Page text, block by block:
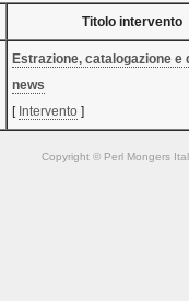
Titolo intervento
‎Estrazione, catalogazione e
news‎
[ Intervento ]
Copyright © Perl Mongers